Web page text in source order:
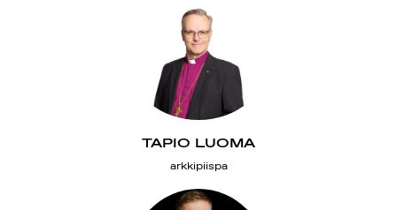
TAPIO LUOMA
arkkipiispa